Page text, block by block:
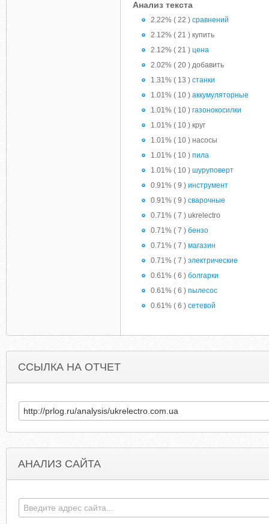
Анализ текста
2.22% ( 22 ) сравнений
2.12% ( 21 ) купить
2.12% ( 21 ) цена
2.02% ( 20 ) добавить
1.31% ( 13 ) станки
1.01% ( 10 ) аккумуляторные
1.01% ( 10 ) газонокосилки
1.01% ( 10 ) круг
1.01% ( 10 ) насосы
1.01% ( 10 ) пила
1.01% ( 10 ) шуруповерт
0.91% ( 9 ) инструмент
0.91% ( 9 ) сварочные
0.71% ( 7 ) ukrelectro
0.71% ( 7 ) бензо
0.71% ( 7 ) магазин
0.71% ( 7 ) электрические
0.61% ( 6 ) болгарки
0.61% ( 6 ) пылесос
0.61% ( 6 ) сетевой
ССЫЛКА НА ОТЧЕТ
АНАЛИЗ САЙТА